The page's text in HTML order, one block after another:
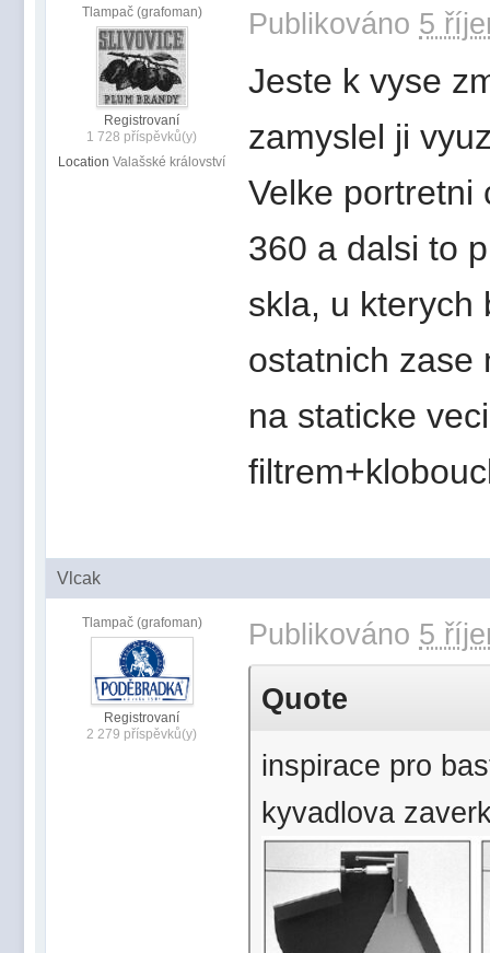
Tlampač (grafoman)
Registrovaní
1 728 příspěvků(y)
Location Valašské království
Publikováno 5
Jeste k vyse
zamyslel ji
Velke portretni
360 a dalsi to
skla, u kterych
ostatnich zase
na staticke
Vlcak
Tlampač (grafoman)
Registrovaní
2 279 příspěvků(y)
Publikováno 5
Quote
inspirace pro
kyvadlova